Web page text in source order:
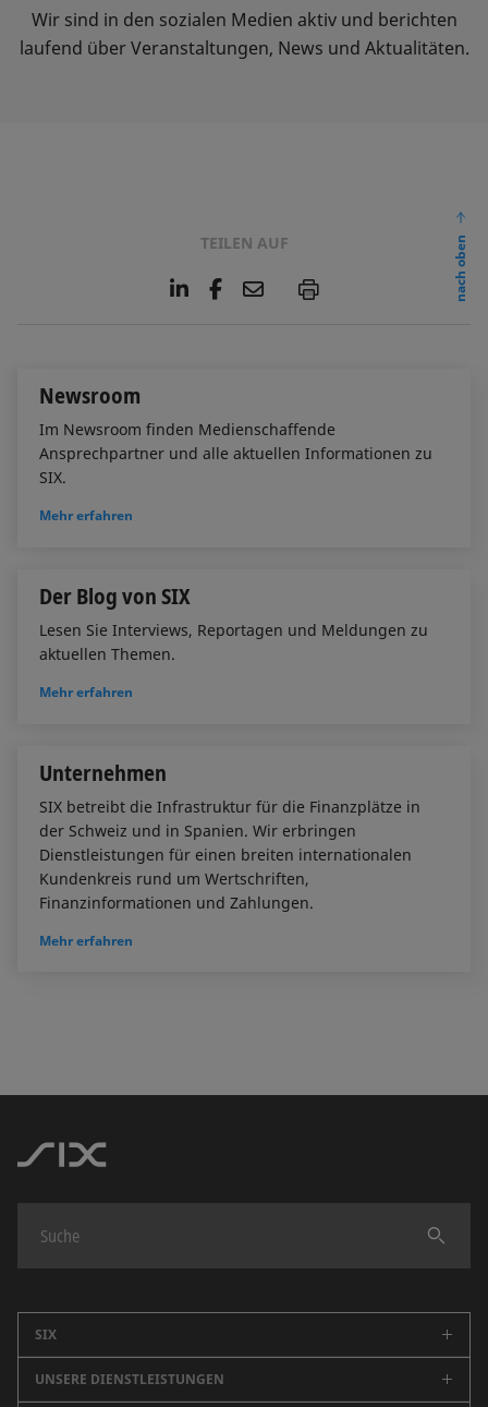
Wir sind in den sozialen Medien aktiv und berichten
laufend über Veranstaltungen, News und Aktualitäten.
TEILEN AUF
L
n
F
k
E
P
nach oben
Newsroom
Im Newsroom finden Medienschaffende
Ansprechpartner und alle aktuellen Informationen zu
SIX.
Mehr erfahren
Der Blog von SIX
Lesen Sie Interviews, Reportagen und Meldungen zu
aktuellen Themen.
Mehr erfahren
Unternehmen
SIX betreibt die Infrastruktur für die Finanzplätze in
der Schweiz und in Spanien. Wir erbringen
Dienstleistungen für einen breiten internationalen
Kundenkreis rund um Wertschriften,
Finanzinformationen und Zahlungen.
Mehr erfahren
Finden
SIX
Unternehmen
UNSERE DIENSTLEISTUNGEN